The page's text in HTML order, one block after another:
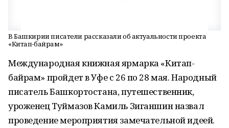
В Башкирии писатели рассказали об актуальности проекта
«Китап-байрам»
Международная книжная ярмарка «Китап-
байрам» пройдет в Уфе с 26 по 28 мая. Народный
писатель Башкортостана, путешественник,
уроженец Туймазов Камиль Зиганшин назвал
проведение мероприятия замечательной идеей.